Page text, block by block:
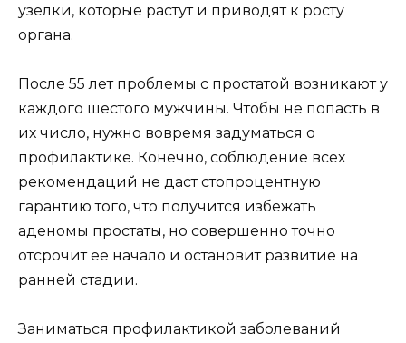
узелки, которые растут и приводят к росту
органа.
После 55 лет проблемы с простатой возникают у
каждого шестого мужчины. Чтобы не попасть в
их число, нужно вовремя задуматься о
профилактике. Конечно, соблюдение всех
рекомендаций не даст стопроцентную
гарантию того, что получится избежать
аденомы простаты, но совершенно точно
отсрочит ее начало и остановит развитие на
ранней стадии.
Заниматься профилактикой заболеваний